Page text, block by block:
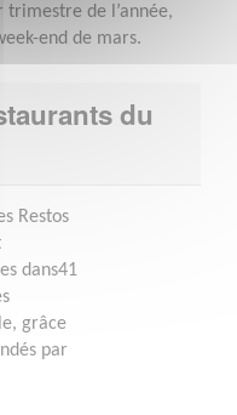
de l’année,
end de mars.
du
Restos
dans41
grâce
par